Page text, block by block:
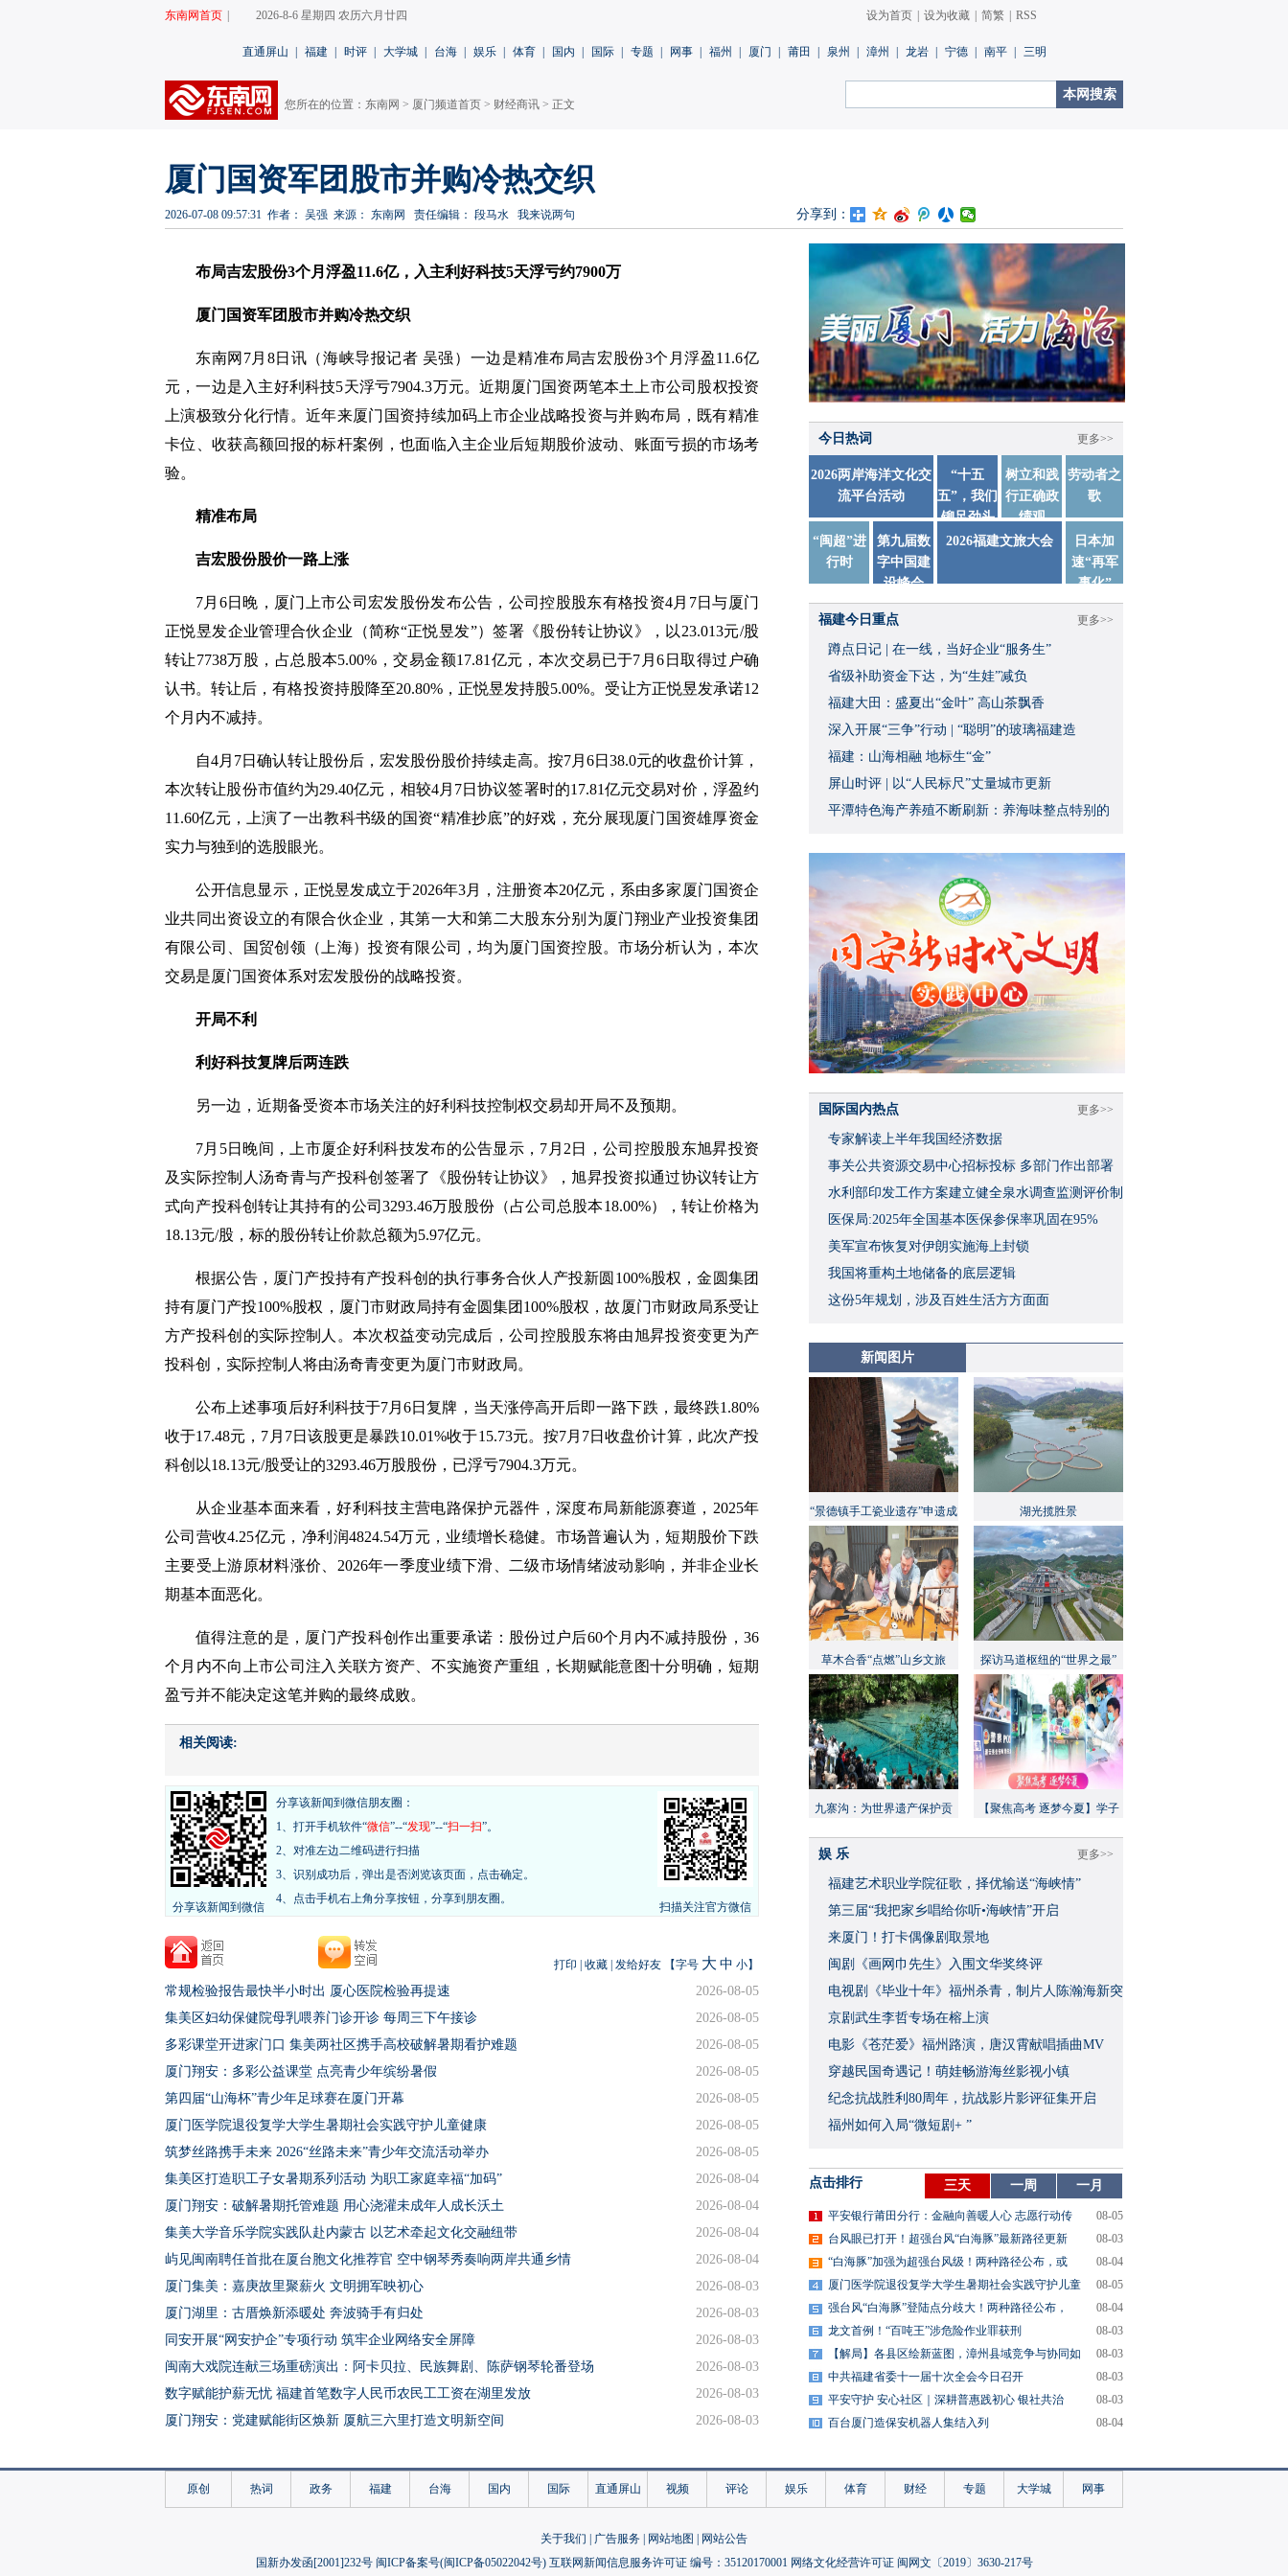
东南网首页 2026-8-6 星期四 农历六月廿四 设为首页 设为收藏 简繁 RSS
直通屏山 福建 时评 大学城 台海 娱乐 体育 国内 国际 专题 网事 福州 厦门 莆田 泉州 漳州 龙岩 宁德 南平 三明
您所在的位置： 东南网 > 厦门频道首页 > 财经商讯 > 正文
厦门国资军团股市并购冷热交织
2026-07-08 09:57:31 作者： 吴强 来源： 东南网 责任编辑： 段马水 我来说两句 分享到：
布局吉宏股份3个月浮盈11.6亿，入主利好科技5天浮亏约7900万
厦门国资军团股市并购冷热交织
东南网7月8日讯（海峡导报记者 吴强） 一边是精准布局吉宏股份3个月浮盈11.6亿
元，一边是入主好利科技5天浮亏7904.3万元。近期厦门国资两笔本土上市公司股权投资
上演极致分化行情。近年来厦门国资持续加码上市企业战略投资与并购布局，既有精准
卡位、收获高额回报的标杆案例，也面临入主企业后短期股价波动、账面亏损的市场考
验。
精准布局
吉宏股份股价一路上涨
7月6日晚，厦门上市公司宏发股份发布公告，公司控股股东有格投资4月7日与厦门
正悦昱发企业管理合伙企业（简称“正悦昱发”）签署《股份转让协议》，以23.013元/股
转让7738万股，占总股本5.00%，交易金额17.81亿元，本次交易已于7月6日取得过户确
认书。转让后，有格投资持股降至20.80%，正悦昱发持股5.00%。受让方正悦昱发承诺12
个月内不减持。
自4月7日确认转让股份后，宏发股份股价持续走高。按7月6日38.0元的收盘价计算，
本次转让股份市值约为29.40亿元，相较4月7日协议签署时的17.81亿元交易对价，浮盈约
11.60亿元，上演了一出教科书级的国资“精准抄底”的好戏，充分展现厦门国资雄厚资金
实力与独到的选股眼光。
公开信息显示，正悦昱发成立于2026年3月，注册资本20亿元，系由多家厦门国资企
业共同出资设立的有限合伙企业，其第一大和第二大股东分别为厦门翔业产业投资集团
有限公司、国贸创领（上海）投资有限公司，均为厦门国资控股。市场分析认为，本次
交易是厦门国资体系对宏发股份的战略投资。
开局不利
利好科技复牌后两连跌
另一边，近期备受资本市场关注的好利科技控制权交易却开局不及预期。
7月5日晚间，上市厦企好利科技发布的公告显示，7月2日，公司控股股东旭昇投资
及实际控制人汤奇青与产投科创签署了《股份转让协议》，旭昇投资拟通过协议转让方
式向产投科创转让其持有的公司3293.46万股股份（占公司总股本18.00%），转让价格为
18.13元/股，标的股份转让价款总额为5.97亿元。
根据公告，厦门产投持有产投科创的执行事务合伙人产投新圆100%股权，金圆集团
持有厦门产投100%股权，厦门市财政局持有金圆集团100%股权，故厦门市财政局系受让
方产投科创的实际控制人。本次权益变动完成后，公司控股股东将由旭昇投资变更为产
投科创，实际控制人将由汤奇青变更为厦门市财政局。
公布上述事项后好利科技于7月6日复牌，当天涨停高开后即一路下跌，最终跌1.80%
收于17.48元，7月7日该股更是暴跌10.01%收于15.73元。按7月7日收盘价计算，此次产投
科创以18.13元/股受让的3293.46万股股份，已浮亏7904.3万元。
从企业基本面来看，好利科技主营电路保护元器件，深度布局新能源赛道，2025年
公司营收4.25亿元，净利润4824.54万元，业绩增长稳健。市场普遍认为，短期股价下跌
主要受上游原材料涨价、2026年一季度业绩下滑、二级市场情绪波动影响，并非企业长
期基本面恶化。
值得注意的是，厦门产投科创作出重要承诺：股份过户后60个月内不减持股份，36
个月内不向上市公司注入关联方资产、不实施资产重组，长期赋能意图十分明确，短期
盈亏并不能决定这笔并购的最终成败。
相关阅读:
扫描关注官方微信
分享该新闻到微信
分享该新闻到微信朋友圈：
1、打开手机软件“微信”--“发现”--“扫一扫”。
2、对准左边二维码进行扫描
3、识别成功后，弹出是否浏览该页面，点击确定。
4、点击手机右上角分享按钮，分享到朋友圈。
打印 收藏 发给好友 【字号 大 中 小】
2026-08-05
常规检验报告最快半小时出 厦心医院检验再提速
2026-08-05
集美区妇幼保健院母乳喂养门诊开诊 每周三下午接诊
2026-08-05
多彩课堂开进家门口 集美两社区携手高校破解暑期看护难题
2026-08-05
厦门翔安：多彩公益课堂 点亮青少年缤纷暑假
2026-08-05
第四届“山海杯”青少年足球赛在厦门开幕
2026-08-05
厦门医学院退役复学大学生暑期社会实践守护儿童健康
2026-08-05
筑梦丝路携手未来 2026“丝路未来”青少年交流活动举办
2026-08-04
集美区打造职工子女暑期系列活动 为职工家庭幸福“加码”
2026-08-04
厦门翔安：破解暑期托管难题 用心浇灌未成年人成长沃土
2026-08-04
集美大学音乐学院实践队赴内蒙古 以艺术牵起文化交融纽带
2026-08-04
屿见闽南聘任首批在厦台胞文化推荐官 空中钢琴秀奏响两岸共通乡情
2026-08-03
厦门集美：嘉庚故里聚薪火 文明拥军映初心
2026-08-03
厦门湖里：古厝焕新添暖处 奔波骑手有归处
2026-08-03
同安开展“网安护企”专项行动 筑牢企业网络安全屏障
2026-08-03
闽南大戏院连献三场重磅演出：阿卡贝拉、民族舞剧、陈萨钢琴轮番登场
2026-08-03
数字赋能护薪无忧 福建首笔数字人民币农民工工资在湖里发放
2026-08-03
厦门翔安：党建赋能街区焕新 厦航三六里打造文明新空间
2026-08-03
“承露五洲”2026中泰新能源材料实习营在华侨大学结营
2026-08-02
厦门军民共建中山路双拥主题街区系列活动举办
更多>>
今日热词
2026两岸海洋文化交
流平台活动
“十五
五”，我们
铆足劲头
踏实干
树立和践
行正确政
绩观
劳动者之
歌
“闽超”进
行时
第九届数
字中国建
设峰会
2026福建文旅大会
日本加
速“再军
事化”
更多>>
福建今日重点
蹲点日记 | 在一线，当好企业“服务生”
省级补助资金下达，为“生娃”减负
福建大田：盛夏出“金叶” 高山茶飘香
深入开展“三争”行动 | “聪明”的玻璃福建造
福建：山海相融 地标生“金”
屏山时评 | 以“人民标尺”丈量城市更新
平潭特色海产养殖不断刷新：养海味整点特别的
更多>>
国际国内热点
专家解读上半年我国经济数据
事关公共资源交易中心招标投标 多部门作出部署
水利部印发工作方案建立健全泉水调查监测评价制
度
医保局:2025年全国基本医保参保率巩固在95%
美军宣布恢复对伊朗实施海上封锁
我国将重构土地储备的底层逻辑
这份5年规划，涉及百姓生活方方面面
新闻图片
“景德镇手工瓷业遗存”申遗成
湖光揽胜景
草木合香“点燃”山乡文旅 探访马道枢纽的“世界之最”
九寨沟：为世界遗产保护贡
【聚焦高考 逐梦今夏】学子
更多>>
娱 乐
福建艺术职业学院征歌，择优输送“海峡情”
​第三届“我把家乡唱给你听•海峡情”开启
来厦门！打卡偶像剧取景地
闽剧《画网巾先生》入围文华奖终评
​电视剧《毕业十年》福州杀青，制片人陈瀚海新突
破
京剧武生李哲专场在榕上演
​电影《苍茫爱》福州路演，唐汉霄献唱插曲MV
穿越民国奇遇记！萌娃畅游海丝影视小镇
​纪念抗战胜利80周年，抗战影片影评征集开启
福州如何入局“微短剧+ ”
点击排行 三天 一周 一月
平安银行莆田分行：金融向善暖人心 志愿行动传
08-05
台风眼已打开！超强台风“白海豚”最新路径更新
08-03
“白海豚”加强为超强台风级！两种路径公布，或
08-04
厦门医学院退役复学大学生暑期社会实践守护儿童
08-05
强台风“白海豚”登陆点分歧大！两种路径公布，
08-04
龙文首例！“百吨王”涉危险作业罪获刑
08-03
【解局】各县区绘新蓝图，漳州县域竞争与协同如
08-03
中共福建省委十一届十次全会今日召开
08-03
平安守护 安心社区｜深耕普惠践初心 银社共治
08-03
百台厦门造保安机器人集结入列
08-04
原创 热词 政务 福建 台海 国内 国际 直通屏山 视频 评论 娱乐 体育 财经 专题 大学城 网事
关于我们 广告服务 网站地图
网站公告
国新办发函[2001]232号 闽ICP备案号(闽ICP备05022042号) 互联网新闻信息服务许可证 编号：35120170001 网络文化经营许可证 闽网文〔2019〕3630-217号